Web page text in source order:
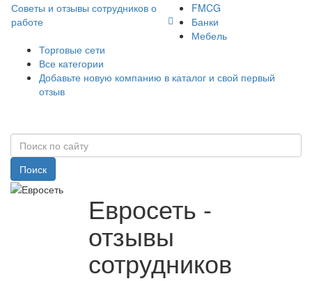
Советы и отзывы сотрудников о
работе
FMCG
Банки
Мебель
Торговые сети
Все категории
Добавьте новую компанию в каталог и свой первый
отзыв
Поиск
Евросеть -
отзывы
сотрудников